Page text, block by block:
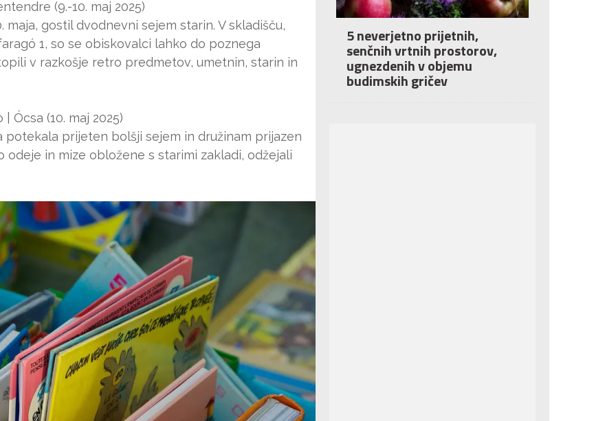
(9.-10. maj 2025)
gostil dvodnevni sejem starin. V skladišču,
1, so se obiskovalci lahko do poznega
v razkošje retro predmetov, umetnin, starin in
Ócsa (10. maj 2025)
potekala prijeten bolšji sejem in družinam prijazen
in mize obložene s starimi zakladi, odžejali
5 neverjetno prijetnih,
senčnih vrtnih prostorov,
ugnezdenih v objemu
budimskih gričev